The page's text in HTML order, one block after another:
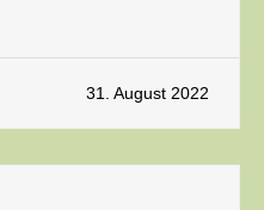
31. August 2022